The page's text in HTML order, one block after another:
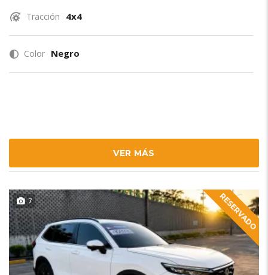
Tracción 4x4
Color Negro
VER MÁS
7 RESERVADO